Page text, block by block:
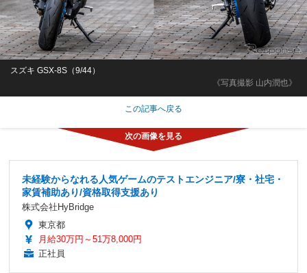
《写真撮影 山内潤也》
スズキ GSX-8S（9/44）
この記事へ戻る
未経験からなれる人気ゲームのテストエンジニア/寮・社宅・
家賃補助あり/資格取得支援あり
株式会社HyBridge
東京都
月給30万円～51万8,000円
正社員